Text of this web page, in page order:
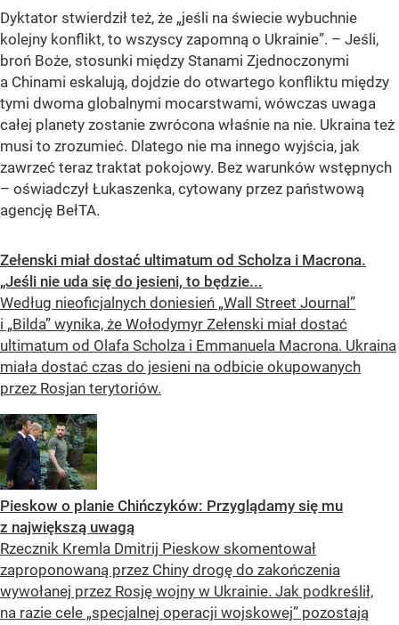
Dyktator stwierdził też, że „jeśli na świecie wybuchnie
kolejny konflikt, to wszyscy zapomną o Ukrainie”. – Jeśli,
broń Boże, stosunki między Stanami Zjednoczonymi
a Chinami eskalują, dojdzie do otwartego konfliktu między
tymi dwoma globalnymi mocarstwami, wówczas uwaga
całej planety zostanie zwrócona właśnie na nie. Ukraina też
musi to zrozumieć. Dlatego nie ma innego wyjścia, jak
zawrzeć teraz traktat pokojowy. Bez warunków wstępnych
– oświadczył Łukaszenka, cytowany przez państwową
agencję BełTA.
Zełenski miał dostać ultimatum od Scholza i Macrona.
„Jeśli nie uda się do jesieni, to będzie...
Według nieoficjalnych doniesień „Wall Street Journal”
i „Bilda” wynika, że Wołodymyr Zełenski miał dostać
ultimatum od Olafa Scholza i Emmanuela Macrona. Ukraina
miała dostać czas do jesieni na odbicie okupowanych
przez Rosjan terytoriów.
Pieskow o planie Chińczyków: Przyglądamy się mu
z największą uwagą
Rzecznik Kremla Dmitrij Pieskow skomentował
zaproponowaną przez Chiny drogę do zakończenia
wywołanej przez Rosję wojny w Ukrainie. Jak podkreślił,
na razie cele „specjalnej operacji wojskowej” pozostają